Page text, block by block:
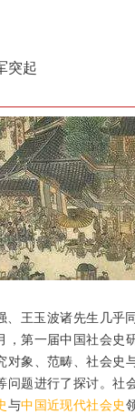
突起
、王玉波诸先生几乎
，第一届中国社会史
对象、范畴、社会史
问题进行了探讨。社
与中国近现代社会史